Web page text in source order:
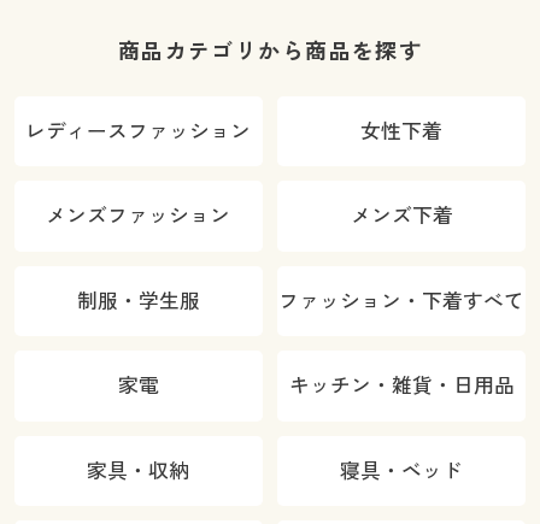
商品カテゴリから商品を探す
レディースファッション 女性下着
メンズファッション メンズ下着
制服・学生服 ファッション・下着すべて
家電 キッチン・雑貨・日用品
家具・収納 寝具・ベッド